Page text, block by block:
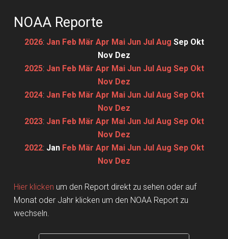
NOAA Reporte
2026: Jan Feb Mär Apr Mai Jun Jul Aug Sep Okt
Nov Dez
2025: Jan Feb Mär Apr Mai Jun Jul Aug Sep Okt
Nov Dez
2024: Jan Feb Mär Apr Mai Jun Jul Aug Sep Okt
Nov Dez
2023: Jan Feb Mär Apr Mai Jun Jul Aug Sep Okt
Nov Dez
2022: Jan Feb Mär Apr Mai Jun Jul Aug Sep Okt
Nov Dez
Hier klicken um den Report direkt zu sehen oder auf
Monat oder Jahr klicken um den NOAA Report zu
wechseln.